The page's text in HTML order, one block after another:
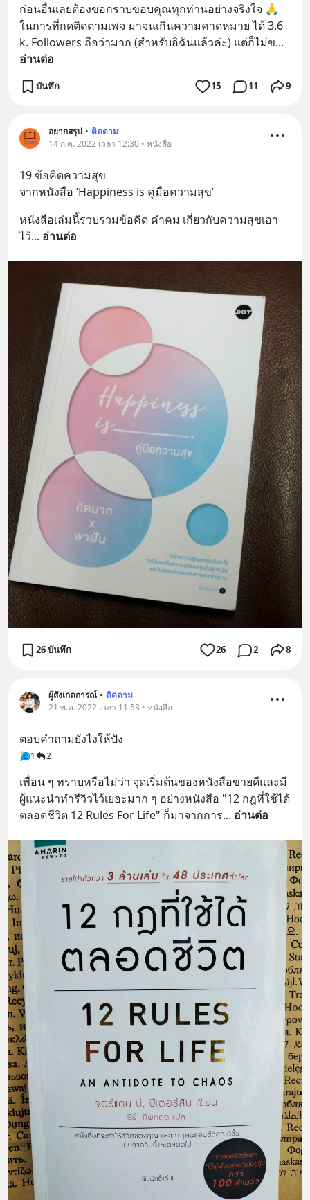
ก่อนอื่นเลยต้องขอกราบขอบคุณทุกท่านอย่างจริงใจ 🙏
ในการที่กดติดตามเพจ มาจนเกินความคาดหมาย ได้ 3.6
k. Followers ถือว่ามาก (สำหรับอิฉันแล้วค่ะ) แต่ก็ไม่ข
อ่านต่อ
บันทึก 15 11 9
อยากสรุป • ติดตาม
14 ก.ค. 2022 เวลา 12:30 • หนังสือ
19 ข้อคิดความสุข
จากหนังสือ ‘Happiness is คู่มือความสุข’
หนังสือเล่มนี้รวบรวมข้อคิด คำคม เกี่ยวกับความสุขเอา
ไว้... อ่านต่อ
26 บันทึก 26 2 8
ผู้สังเกตการณ์ • ติดตาม
21 พ.ค. 2022 เวลา 11:53 • หนังสือ
ตอบคำถามยังไงให้ปัง
1 2
เพื่อน ๆ ทราบหรือไม่ว่า จุดเริ่มต้นของหนังสือขายดีและมี
ผู้แนะนำทำรีวิวไว้เยอะมาก ๆ อย่างหนังสือ "12 กฎที่ใช้ได้
ตลอดชีวิต 12 Rules For Life" ก็มาจากการ... อ่านต่อ